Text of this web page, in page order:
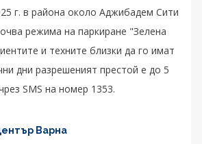
г. в района около Аджибадем Сити
режима на паркиране "Зелена
и техните близки да го имат
дни разрешеният престой е до 5
SMS на номер 1353.
Варна